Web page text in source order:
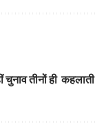
चुनाव तीनों ही